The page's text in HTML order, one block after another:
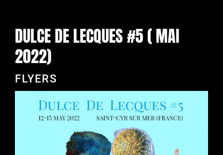
DULCE DE LECQUES #5 ( MAI
2022)
FLYERS